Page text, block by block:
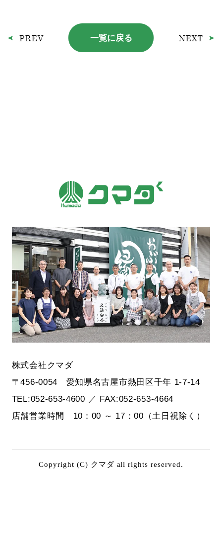
一覧に戻る
株式会社クマダ
〒456-0054 愛知県名古屋市熱田区千年 1-7-14
TEL:052-653-4600 ／ FAX:052-653-4664
店舗営業時間 10：00 ～ 17：00（土日祝除く）
Copyright (C) クマダ all rights reserved.